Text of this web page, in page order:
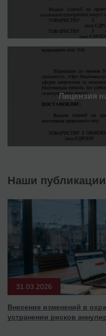
Лицензия
Наши
31.03.2026
Внесение изменений в
устранении рисков